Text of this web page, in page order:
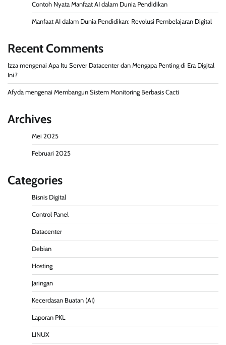
Contoh Nyata Manfaat AI dalam Dunia Pendidikan
Manfaat AI dalam Dunia Pendidikan: Revolusi Pembelajaran Digital
Recent Comments
Izza mengenai Apa Itu Server Datacenter dan Mengapa Penting di Era Digital
Ini?
Afyda mengenai Membangun Sistem Monitoring Berbasis Cacti
Archives
Mei 2025
Februari 2025
Categories
Bisnis Digital
Control Panel
Datacenter
Debian
Hosting
Jaringan
Kecerdasan Buatan (AI)
Laporan PKL
LINUX